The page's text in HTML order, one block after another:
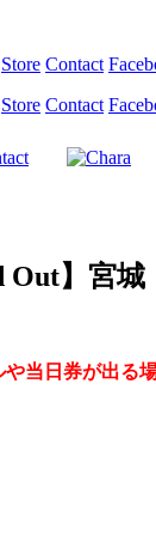
Store Contact
Store Contact
Out】宮
当日券が出る